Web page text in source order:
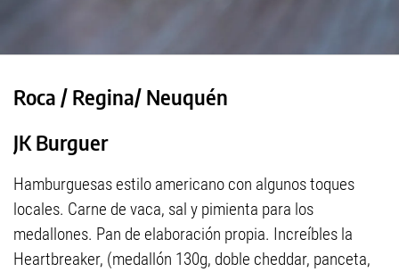
Roca / Regina/ Neuquén
JK Burguer
Hamburguesas estilo americano con algunos toques
locales. Carne de vaca, sal y pimienta para los
medallones. Pan de elaboración propia. Increíbles la
Heartbreaker, (medallón 130g, doble cheddar, panceta,